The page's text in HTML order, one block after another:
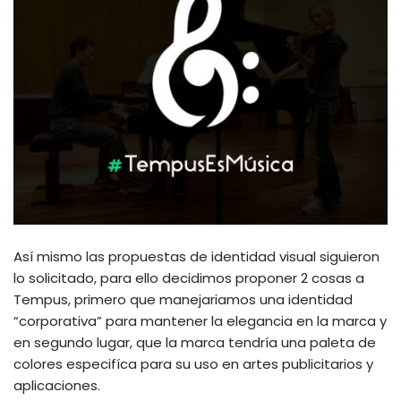
Así mismo las propuestas de identidad visual siguieron
lo solicitado, para ello decidimos proponer 2 cosas a
Tempus, primero que manejariamos una identidad
“corporativa” para mantener la elegancia en la marca y
en segundo lugar, que la marca tendría una paleta de
colores especifíca para su uso en artes publicitarios y
aplicaciones.